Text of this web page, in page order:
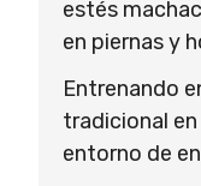
estés
en piernas y
Entrenando
tradicional
entorno de